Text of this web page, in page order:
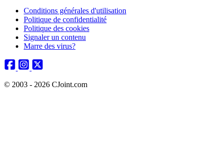
Conditions générales d'utilisation
Politique de confidentialité
Politique des cookies
Signaler un contenu
Marre des virus?
© 2003 - 2026 CJoint.com